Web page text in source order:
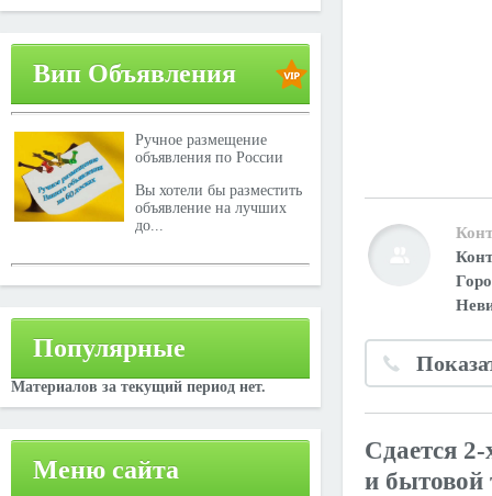
Вип Объявления
Ручное размещение
объявления по России
Вы хотели бы разместить
объявление на лучших
до...
Популярные
Материалов за текущий период нет.
Меню сайта
Сдается
и бытовой